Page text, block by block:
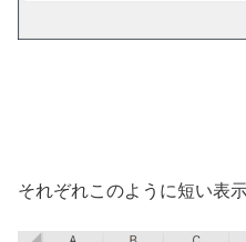
それぞれこのように短い表